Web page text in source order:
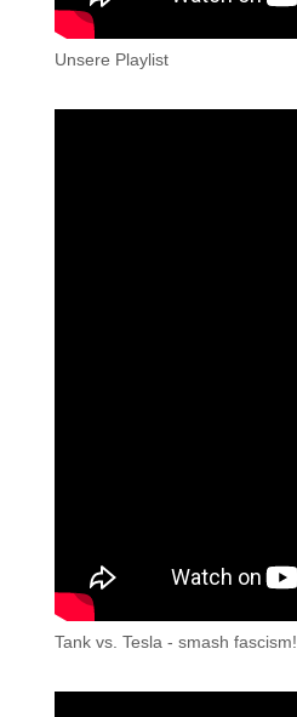
Unsere Playlist
Tank vs. Tesla - smash fascism!